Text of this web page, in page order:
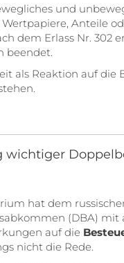
und
Anteile
dem Erlass Nr.
beendet.
als Reaktion auf
wichtiger
hat dem
(DBA) mit
auf die
nicht die Rede.